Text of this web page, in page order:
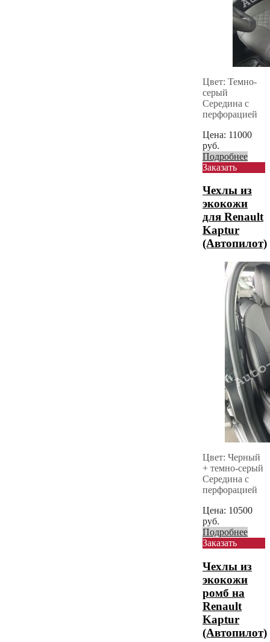
Цвет: Темно-
серый
Середина с
перфорацией
Цена: 11000
руб.
Подробнее
Заказать
Чехлы из
экокожи
для Renault
Kaptur
(Автопилот)
Цвет: Черный
+ темно-серый
Середина с
перфорацией
Цена: 10500
руб.
Подробнее
Заказать
Чехлы из
экокожи
ромб на
Renault
Kaptur
(Автопилот)